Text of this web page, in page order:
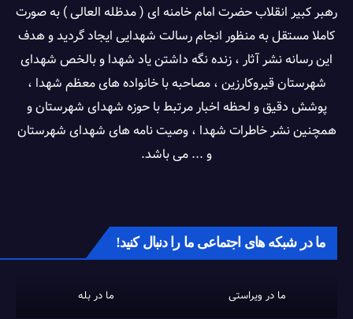
رهبر کبیر انقلاب حضرت امام خامنه ای ( مدظله العالی ) به صورت
کاملا مستقل به منظور انجام رسالت شهدایی ایجاد گردید و هدف
این رسانه نشر آثار ، زنده نگه داشتن یاد شهدا و بالخص شهدای
شهرستان قیروکارزین ، مصاحبه با خانواده های معظم شهدا ،
پوشش دقیق و لحظه اخبار مرتبط با حوزه شهدای شهرستان و
همچنین نشر خاطرات شهدا ، وصیت نامه های شهدای شهرستان
و ... می باشد.
ما در شبکه های اجتماعی ما را دنبال کنید!
ما در ویراستی ما در بله